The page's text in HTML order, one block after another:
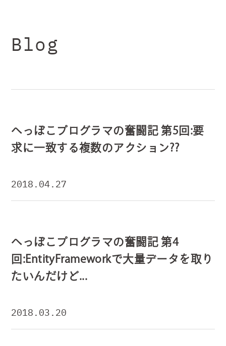
Blog
へっぽこプログラマの奮闘記 第5回:要
求に一致する複数のアクション??
2018.04.27
へっぽこプログラマの奮闘記 第4
回:EntityFrameworkで大量データを取り
たいんだけど...
2018.03.20